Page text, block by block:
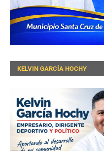
KELVIN GARCÍA HOCHY